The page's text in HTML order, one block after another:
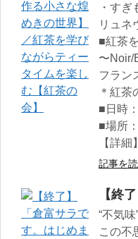
・すぎ
リュネ
■紅茶
〜Noir/
フラン
＊紅
■日時
■場所
【詳
記事を
【終
“不気
この不